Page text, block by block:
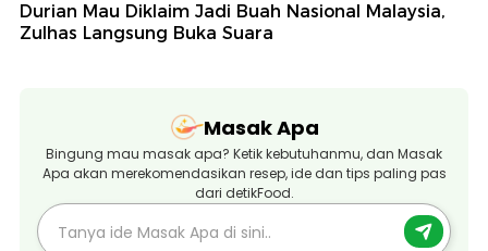
Durian Mau Diklaim Jadi Buah Nasional Malaysia,
Zulhas Langsung Buka Suara
Masak Apa
Bingung mau masak apa? Ketik kebutuhanmu, dan Masak
Apa akan merekomendasikan resep, ide dan tips paling pas
dari detikFood.